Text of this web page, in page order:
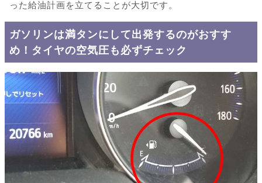
った給油計画を立てることが大切です。
ガソリンは満タンにして出発するのがおすす
め！タイヤの空気圧も必ずチェック